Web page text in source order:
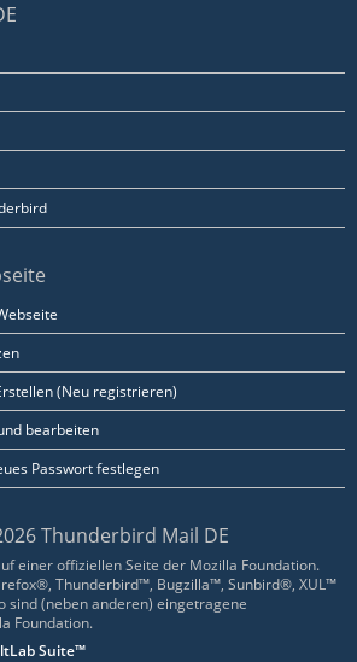
(Neu registrieren)
bearbeiten
Passwort festlegen
Thunderbird Mail DE
einer offiziellen Seite der Mozilla Foundation.
Thunderbird™, Bugzilla™, Sunbird®, XUL™
sind (neben anderen) eingetragene
Foundation.
Suite™